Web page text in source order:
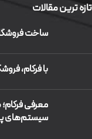
تازه ترین مقالات
ساخت
با فرکام،
معرفی
سیستم‌های